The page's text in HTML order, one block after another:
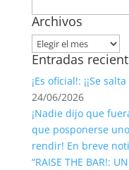
Archivos
Archivos
Entradas
¡Es oficial!: ¡¡Se
24/06/2026
¡Nadie dijo que
que posponerse
rendir! En breve
“RAISE THE BAR!: